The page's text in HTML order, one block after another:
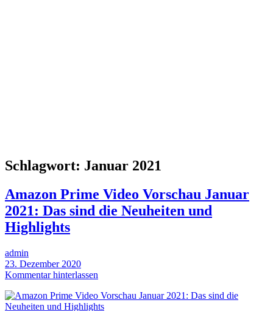
Schlagwort: Januar 2021
Amazon Prime Video Vorschau Januar
2021: Das sind die Neuheiten und
Highlights
admin
23. Dezember 2020
Kommentar hinterlassen